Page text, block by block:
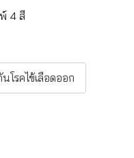
4 สี
โรคไข้เลือดออก